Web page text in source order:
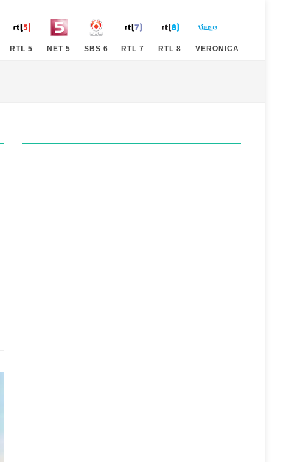
RTL 5 NET 5 SBS 6 RTL 7 RTL 8 VERONICA